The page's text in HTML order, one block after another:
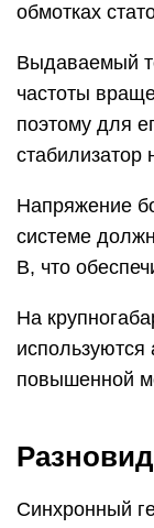
обмотках
Выдаваемый
частоты
поэтому для
стабилизатор
Напряжение
системе
В, что
На
повышенной
Синхронный